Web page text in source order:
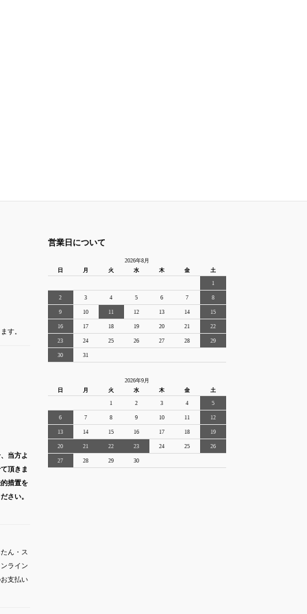
す。
当方よ
頂きま
措置を
さい。
ん・ス
ライン
支払い
営業日について
2026年8月
日
月 火 水 木 金
土
1
2 3 4 5 6 7 8
9 10 11 12 13 14 15
16 17 18 19 20 21 22
23 24 25 26 27 28 29
30 31
2026年9月
日
月 火 水 木 金
土
1
2 3 4 5
6 7 8 9 10 11 12
13 14 15 16 17 18 19
20 21 22 23 24 25 26
27 28 29 30